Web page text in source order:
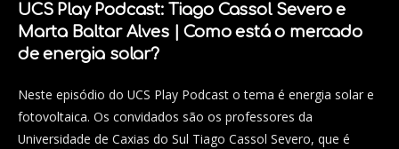
UCS Play Podcast: Tiago Cassol Severo e
Marta Baltar Alves | Como está o mercado
de energia solar?
Neste episódio do UCS Play Podcast o tema é energia solar e
fotovoltaica. Os convidados são os professores da
Universidade de Caxias do Sul Tiago Cassol Severo, que é